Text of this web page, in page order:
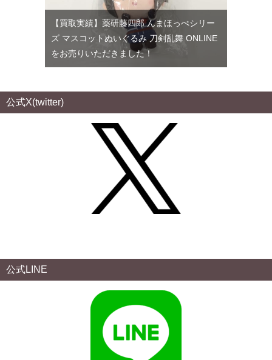
【買取実績】薬研藤四郎 んまほっぺシリー
ズ マスコットぬいぐるみ 刀剣乱舞 ONLINE
をお売りいただきました！
公式X(twitter)
公式LINE